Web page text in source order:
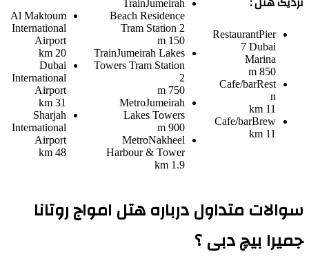
RestaurantPier
7 Dubai
Marina
850 m
Cafe/barRest
n
11 km
Cafe/barBrew
11 km
TrainJumeirah
Beach Residence
Tram Station 2
150 m
TrainJumeirah Lakes
Towers Tram Station
2
750 m
MetroJumeirah
Lakes Towers
900 m
MetroNakheel
Harbour & Tower
1.9 km
Al Maktoum
International
Airport
20 km
Dubai
International
Airport
31 km
Sharjah
International
Airport
48 km
سوالات متداول درباره هتل امواج روتانا
جمیرا بیچ دبی ؟